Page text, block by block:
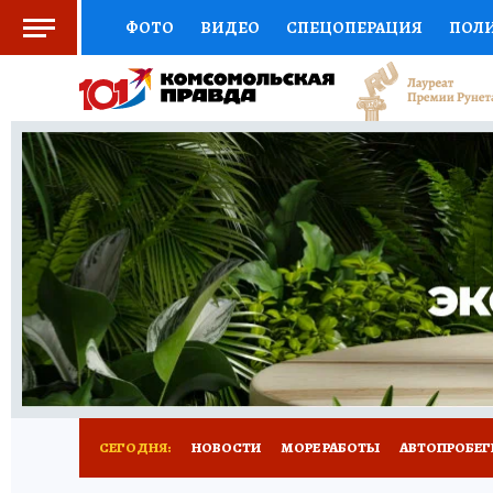
ФОТО ВИДЕО СПЕЦОПЕРАЦИЯ
СОЦПОДДЕРЖКА НАУКА СПОРТ
ВЫБОР ЭКСПЕРТОВ ДОКТОР
КНИЖНАЯ ПОЛКА ПРОГНОЗЫ НА СПОРТ
ПРЕСС-ЦЕНТР НЕДВИЖИМОСТЬ
ВСЕ О КП РАДИО КП ТЕСТЫ НОВОЕ
СЕГОДНЯ: НОВОСТИ МОРЕ РАБОТЫ